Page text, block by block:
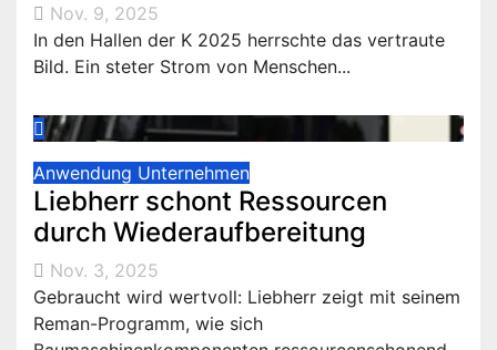
Nov. 9, 2025
In den Hallen der K 2025 herrschte das vertraute
Bild. Ein steter Strom von Menschen...
Anwendung Unternehmen
Liebherr schont Ressourcen
durch Wiederaufbereitung
Nov. 3, 2025
Gebraucht wird wertvoll: Liebherr zeigt mit seinem
Reman-Programm, wie sich